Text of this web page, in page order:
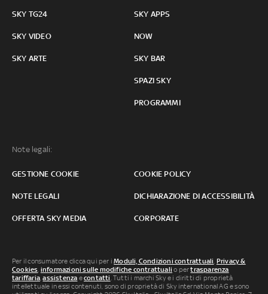
SKY TG24
SKY VIDEO
SKY ARTE
SKY APPS
NOW
SKY BAR
SPAZI SKY
PROGRAMMI
Note legali:
GESTIONE COOKIE COOKIE POLICY
NOTE LEGALI DICHIARAZIONE DI ACCESSIBILITÀ
OFFERTA SKY MEDIA CORPORATE
Per il consumatore clicca qui per iModuli, Condizioni contrattuali, Privacy &
Cookies, informazioni sulle modifiche contrattuali o pertrasparenza
tariffaria,assistenza econtatti. Tutti i marchi Sky e i diritti di proprietà
intellettuale in essi contenuti, sono di proprietà di Sky international AG e sono